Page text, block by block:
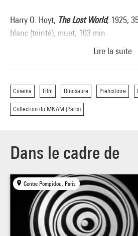
Harry O. Hoyt, The Lost World, 1925,
blanc (teinté), muet, 103 min.
l’exposition « Préhistoire, une
de la version restaurée du film par
Remerciements :Maria Stavrinaki et
Lire la suite
Cinéma Film Dinosaure Préhistoire
Collection du MNAM (Paris)
Dans le cadre de
Centre Pompidou, Paris